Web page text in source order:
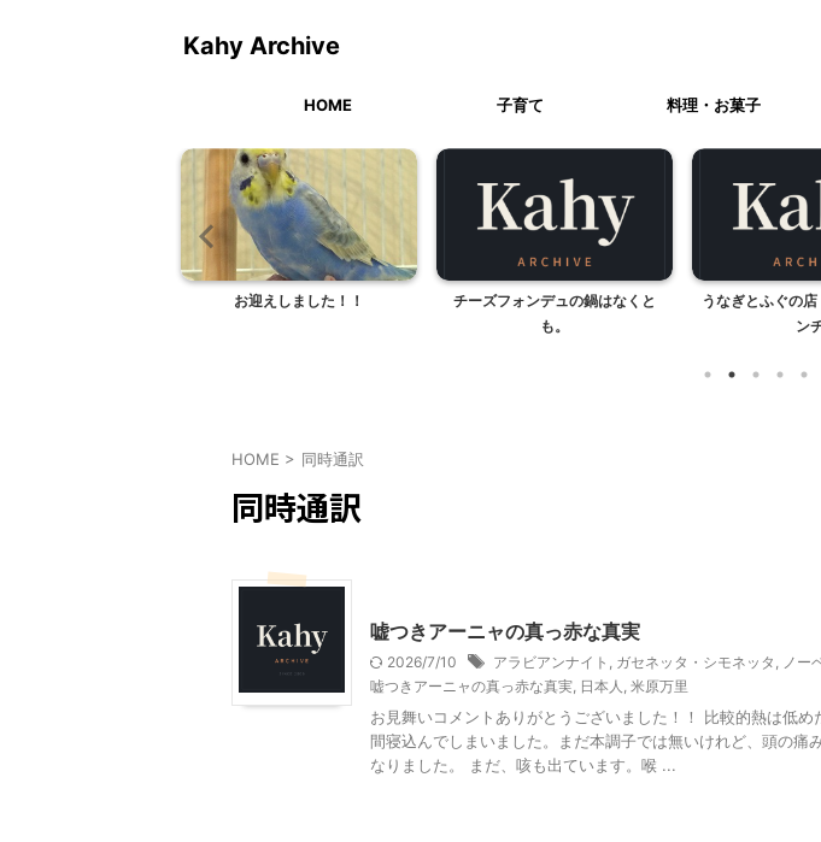
Kahy Archive
HOME 子育て 料理・お菓子
お迎えしました！！
チーズフォンデュの鍋はなくと
も。
うなぎとふぐの
ン
HOME > 同時通訳
同時通訳
嘘つきアーニャの真っ赤な真実
2026/7/10 アラビアンナイト ガセネッタ・シモネッタ ノー
嘘つきアーニャの真っ赤な真実 日本人 米原万里
お見舞いコメントありがとうございました！！ 比較的熱は低め
間寝込んでしまいました。まだ本調子では無いけれど、頭の痛
なりました。 まだ、咳も出ています。喉 ...